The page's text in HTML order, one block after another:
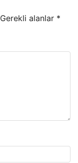
Gerekli alanlar *